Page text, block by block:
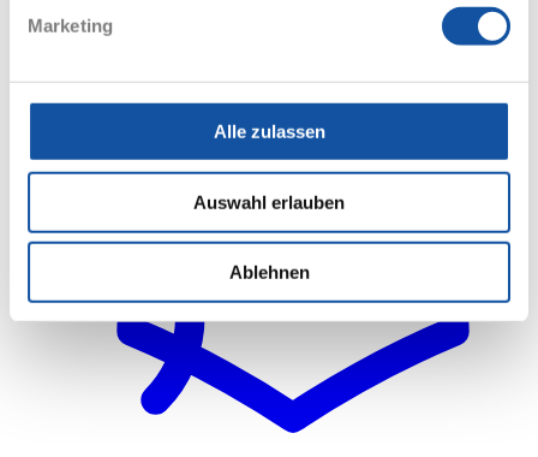
Marketing
Alle zulassen
Auswahl erlauben
Ablehnen